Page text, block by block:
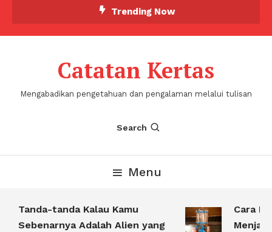
Trending Now
Catatan Kertas
Mengabadikan pengetahuan dan pengalaman melalui tulisan
Search
Menu
Tanda-tanda Kalau Kamu
Sebenarnya Adalah Alien yang
Cara
Menjadi